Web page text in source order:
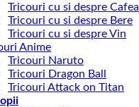
Tricouri cu si despre Cafea
Tricouri cu si despre Bere
Tricouri cu si despre Vin
Anime
Tricouri Naruto
Tricouri Dragon Ball
Tricouri Attack on Titan